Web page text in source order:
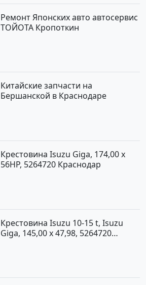
Ремонт Японских авто автосервис
ТОЙОТА Кропоткин
Китайские запчасти на
Бершанской в Краснодаре
Крестовина Isuzu Giga, 174,00 x
56HP, 5264720 Краснодар
Крестовина Isuzu 10-15 t, Isuzu
Giga, 145,00 x 47,98, 5264720